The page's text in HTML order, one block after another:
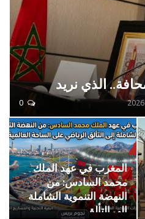
الذي نريد
المغرب في عهد الملك
محمد السادس: من
النهضة التنموية الشاملة
إلى التألق…